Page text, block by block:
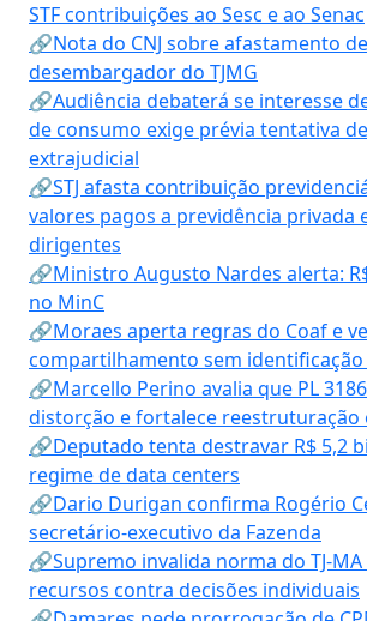
STF contribuições ao Sesc e ao Senac
🔗Nota do CNJ sobre afastamento de
desembargador do TJMG
🔗Audiência debaterá se interesse
de consumo exige prévia tentativa
extrajudicial
🔗STJ afasta contribuição
valores pagos a previdência privada
dirigentes
🔗Ministro Augusto Nardes alerta:
no MinC
🔗Moraes aperta regras do Coaf e
compartilhamento sem identificação
🔗Marcello Perino avalia que PL
distorção e fortalece reestruturação
🔗Deputado tenta destravar R$ 5,2
regime de data centers
🔗Dario Durigan confirma Rogério
secretário-executivo da Fazenda
🔗Supremo invalida norma do TJ-
recursos contra decisões individuais